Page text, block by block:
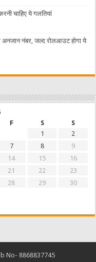
चाहिए ये गलतियां
नंबर, जल्द रोलआउट होगा ये
F S
S
1
2
7 8
9
14 15
16
21 22
23
28 29
30
No- 8868837745